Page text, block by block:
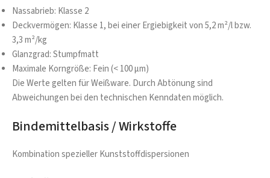
Nassabrieb: Klasse 2
Deckvermögen: Klasse 1, bei einer Ergiebigkeit von 5,2 m²/l bzw.
3,3 m²/kg
Glanzgrad: Stumpfmatt
Maximale Korngröße: Fein (< 100 µm)
Die Werte gelten für Weißware. Durch Abtönung sind
Abweichungen bei den technischen Kenndaten möglich.
Bindemittelbasis / Wirkstoffe
Kombination spezieller Kunststoffdispersionen